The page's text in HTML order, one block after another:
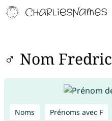
♂ Nom Fredric
Noms Prénoms avec F